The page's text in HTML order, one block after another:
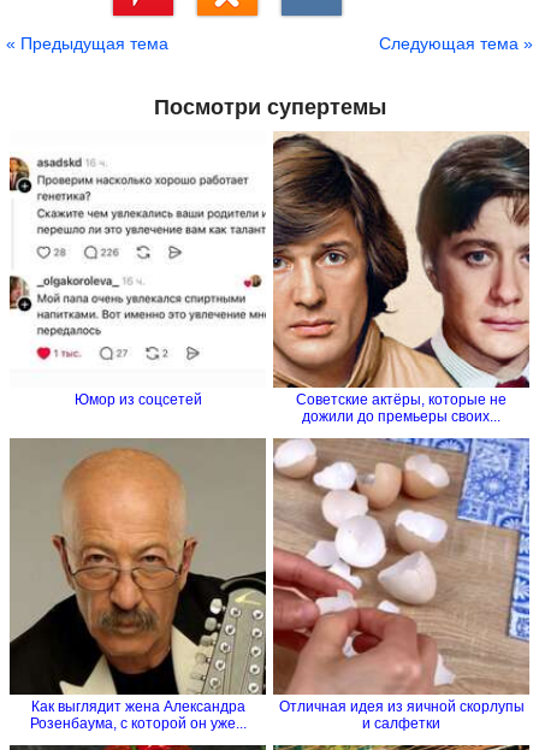
« Предыдущая тема Следующая тема »
Посмотри супертемы
Юмор из соцсетей
Советские актёры, которые не
дожили до премьеры своих...
Как выглядит жена Александра
Розенбаума, с которой он уже...
Отличная идея из яичной скорлупы
и салфетки